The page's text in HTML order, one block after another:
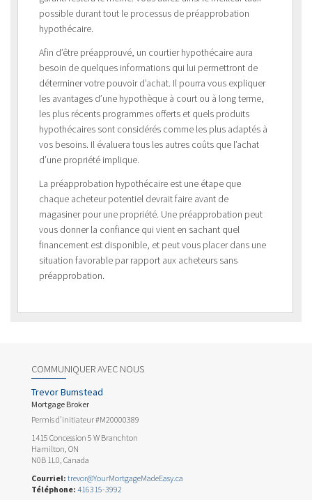
possible durant tout le processus de préapprobation
hypothécaire.
Afin d’être préapprouvé, un courtier hypothécaire aura
besoin de quelques informations qui lui permettront de
déterminer votre pouvoir d’achat. Il pourra vous expliquer
les avantages d’une hypothèque à court ou à long terme,
les plus récents programmes offerts et quels produits
hypothécaires sont considérés comme les plus adaptés à
vos besoins. Il évaluera tous les autres coûts que l’achat
d’une propriété implique.
La préapprobation hypothécaire est une étape que
chaque acheteur potentiel devrait faire avant de
magasiner pour une propriété. Une préapprobation peut
vous donner la confiance qui vient en sachant quel
financement est disponible, et peut vous placer dans une
situation favorable par rapport aux acheteurs sans
préapprobation.
COMMUNIQUER AVEC NOUS
Trevor Bumstead
Mortgage Broker
Permis d’initiateur #M20000389
1415 Concession 5 W Branchton
Hamilton, ON
N0B 1L0, Canada
Courriel: trevor@YourMortgageMadeEasy.ca
Téléphone: 416315-3992